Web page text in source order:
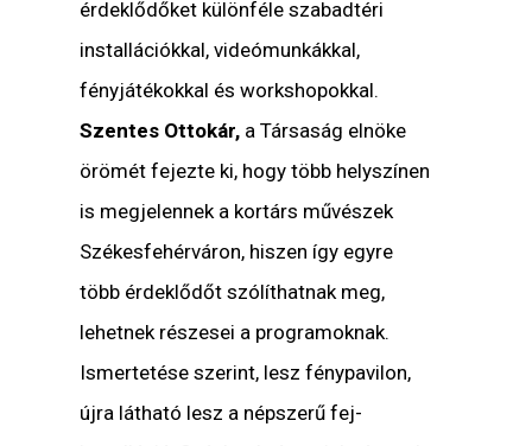
érdeklődőket különféle szabadtéri
installációkkal, videómunkákkal,
fényjátékokkal és workshopokkal.
Szentes Ottokár, a Társaság elnöke
örömét fejezte ki, hogy több helyszínen
is megjelennek a kortárs művészek
Székesfehérváron, hiszen így egyre
több érdeklődőt szólíthatnak meg,
lehetnek részesei a programoknak.
Ismertetése szerint, lesz fénypavilon,
újra látható lesz a népszerű fej-